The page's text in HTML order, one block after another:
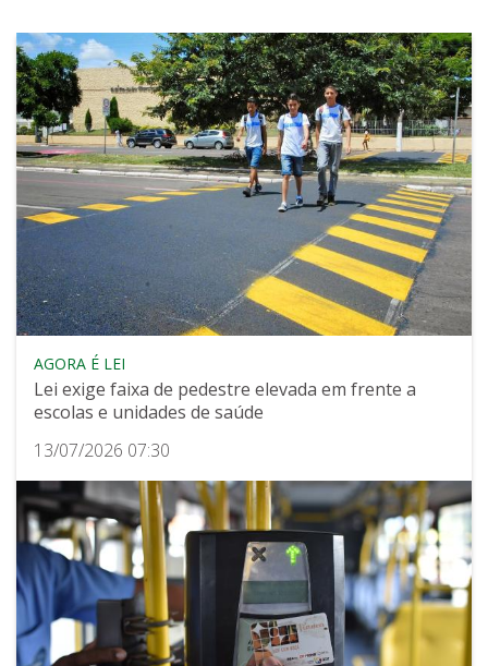
AGORA É LEI
Lei exige faixa de pedestre elevada em frente a
escolas e unidades de saúde
13/07/2026 07:30